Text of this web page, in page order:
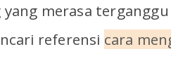
yang merasa
referensi cara